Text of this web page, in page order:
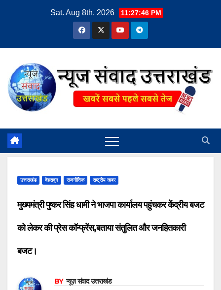
Sat. Aug 8th, 2026 11:27:46 PM
उत्तराखंड देहरादून राजनीतिक राष्ट्रीय खबर
मुख्यमंत्री पुष्कर सिंह धामी ने भाजपा कार्यालय पहुंचकर केंद्रीय बजट
को लेकर की प्रेस कॉन्फ्रेंस,बताया संतुलित और जनहितकारी
बजट।
BY न्यूज़ संवाद उत्तराखंड